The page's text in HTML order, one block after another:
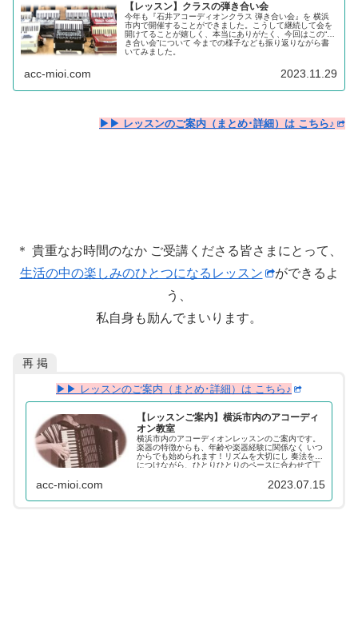
【レッスン】クラスの弾き合い会
今年も『石井アコーディオンクラス 弾き合い会』を 横浜
市内で開催することができました。こうして継続して会を
開けてることが嬉しく、本当にありがたく、今回はこの“弾
き合い会”について 今までの様子なども振り返りながら書
いてみました。
acc-mioi.com 2023.11.29
▶▶ レッスンのご案内（まとめ･詳細）は こちら♪
＊ 貴重なお時間のなか ご受講くださる皆さまにとって、
生活の中の楽しみのひとつになるレッスン
ができるよ
う、
私自身も励んでまいります。
再 掲
▶▶ レッスンのご案内（まとめ･詳細）は こちら♪
【レッスンご案内】横浜市内のアコーディ
オン教室
横浜市内のアコーディオンレッスンのご案内です。
楽器の特徴からも、年齢や楽器経験に関係なく いつ
からでも始められます！リズムを大切にし 奏法を身
につけながら、ひとりひとりのペースに合わせて丁
ーディオンをお楽しみいただけます。～日々の生活
の中の楽しみを ひとつ増やしてみませんか？～
acc-mioi.com 2023.07.15